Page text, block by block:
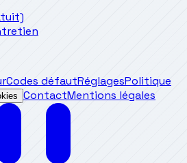
Codes défautRéglagesPolitique
ContactMentions légales